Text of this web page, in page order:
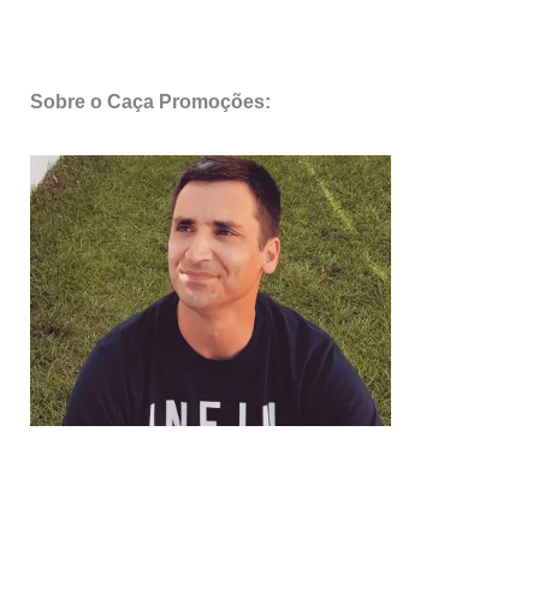
Sobre o Caça Promoções: